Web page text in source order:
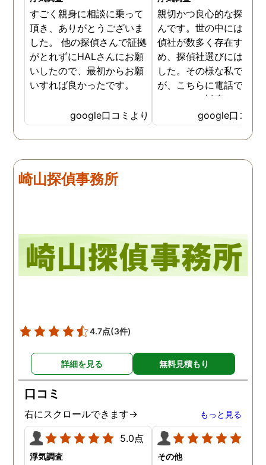
すごく親身に相談に乗って
頂き、ありがとうございま
した。 他の探偵さんで証拠
がとれずにHALさんにお願
いしたので、最初からお願
いすれば良かったです。
google口コミより
親切かつ良心的な探偵社
んです。世の中には詐欺
偵社が数多く存在するた
め、探偵社選びには慎重
した。その様な私でした
が、こちらに電話で相談
たところ、対応された方
探偵のノウハウまで丁寧
教えて下さったのです。
用できると思い、早速お
は、仕事も丁寧で調査内
google口コミ
崎山探偵事務所
4.7点(3件)
詳細を見る 無料見積もり
口コミ
右にスクロールできます→ もっと見る
5.0点
浮気調査 その他